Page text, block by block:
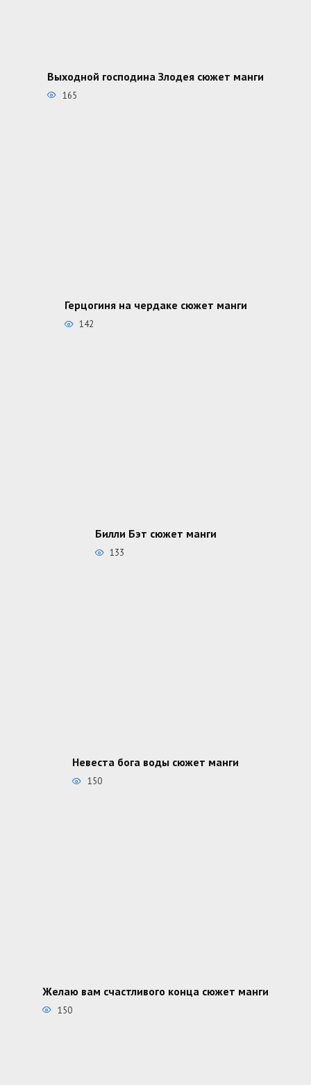
Выходной господина Злодея сюжет манги
165
Герцогиня на чердаке сюжет манги
142
Билли Бэт сюжет манги
133
Невеста бога воды сюжет манги
150
Желаю вам счастливого конца сюжет манги
150